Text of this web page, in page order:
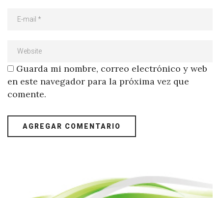
Guarda mi nombre, correo electrónico y web
en este navegador para la próxima vez que
comente.